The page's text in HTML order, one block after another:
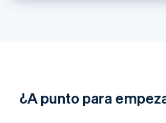
¿A punto para
Letonia
English